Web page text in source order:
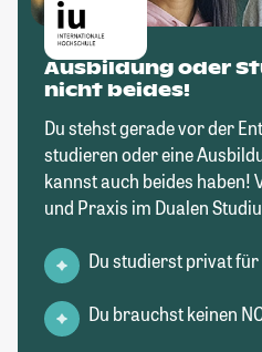
Ausbildung oder
nicht beides!
Du stehst gerade vor der
studieren oder eine
kannst auch beides haben!
und Praxis im Dualen
Du studierst privat für
Du brauchst keinen